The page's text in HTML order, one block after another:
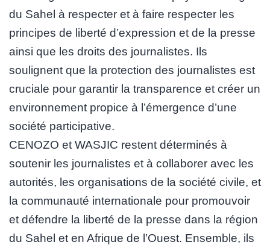
du Sahel à respecter et à faire respecter les
principes de liberté d’expression et de la presse
ainsi que les droits des journalistes. Ils
soulignent que la protection des journalistes est
cruciale pour garantir la transparence et créer un
environnement propice à l’émergence d’une
société participative.
CENOZO et WASJIC restent déterminés à
soutenir les journalistes et à collaborer avec les
autorités, les organisations de la société civile, et
la communauté internationale pour promouvoir
et défendre la liberté de la presse dans la région
du Sahel et en Afrique de l’Ouest. Ensemble, ils